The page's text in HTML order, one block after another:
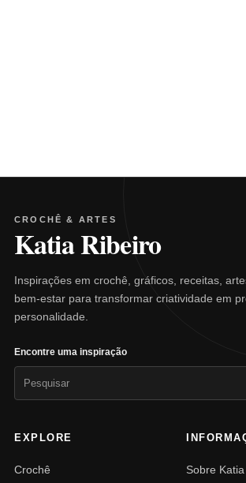
CROCHÊ & ARTES
Katia Ribeiro
Inspirações em crochê, gráficos, receitas,
bem-estar para transformar criatividade em
personalidade.
Encontre uma inspiração
EXPLORE
Crochê Sobre